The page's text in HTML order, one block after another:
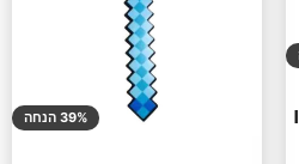
39% הנחה